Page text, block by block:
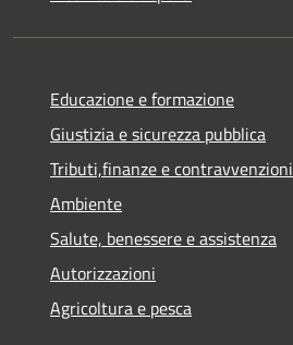
Educazione e formazione
Giustizia e sicurezza pubblica
Tributi,finanze e contravvenzioni
Ambiente
Salute, benessere e assistenza
Autorizzazioni
Agricoltura e pesca